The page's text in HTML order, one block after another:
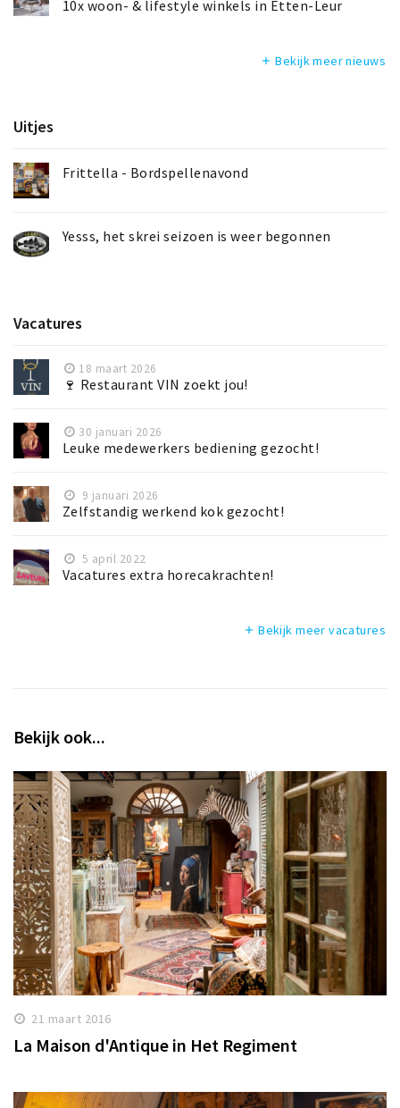
10x woon- & lifestyle winkels in Etten-Leur
add Bekijk meer nieuws
Uitjes
Frittella - Bordspellenavond
Yesss, het skrei seizoen is weer begonnen
Vacatures
18 maart 2026
🍷 Restaurant VIN zoekt jou!
30 januari 2026
Leuke medewerkers bediening gezocht!
9 januari 2026
Zelfstandig werkend kok gezocht!
5 april 2022
Vacatures extra horecakrachten!
add Bekijk meer vacatures
Bekijk ook...
21 maart 2016
La Maison d'Antique in Het Regiment